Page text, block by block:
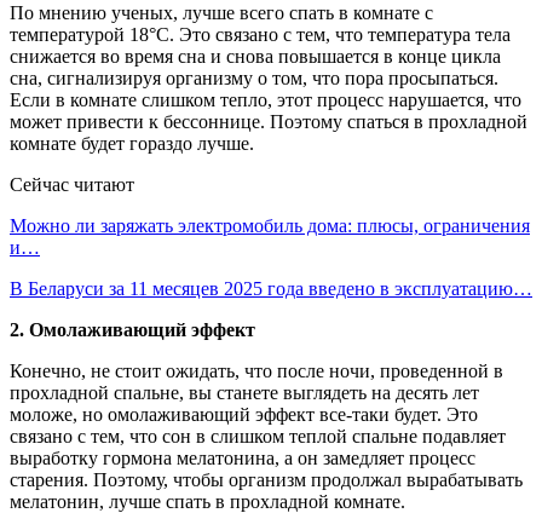
По мнению ученых, лучше всего спать в комнате с
температурой 18°C. Это связано с тем, что температура тела
снижается во время сна и снова повышается в конце цикла
сна, сигнализируя организму о том, что пора просыпаться.
Если в комнате слишком тепло, этот процесс нарушается, что
может привести к бессоннице. Поэтому спаться в прохладной
комнате будет гораздо лучше.
Сейчас читают
Можно ли заряжать электромобиль дома: плюсы, ограничения
и…
В Беларуси за 11 месяцев 2025 года введено в эксплуатацию…
2. Омолаживающий эффект
Конечно, не стоит ожидать, что после ночи, проведенной в
прохладной спальне, вы станете выглядеть на десять лет
моложе, но омолаживающий эффект все-таки будет. Это
связано с тем, что сон в слишком теплой спальне подавляет
выработку гормона мелатонина, а он замедляет процесс
старения. Поэтому, чтобы организм продолжал вырабатывать
мелатонин, лучше спать в прохладной комнате.